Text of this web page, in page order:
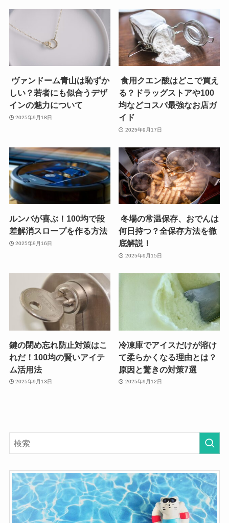
ヴァンドーム青山は恥ずか
しい？若者にも似合うデザ
インの魅力について
2025年9月18日
食用クエン酸はどこで買え
る？ドラッグストアや100
均などコスパ最強なお店ガ
イド
2025年9月17日
ルンバが喜ぶ！100均で段
差解消スロープを作る方法
2025年9月16日
冬場の常温保存、おでんは
何日持つ？全保存方法を徹
底解説！
2025年9月15日
鍵の閉め忘れ防止対策はこ
れだ！100均の賢いアイテ
ム活用法
2025年9月13日
冷凍庫でアイスだけが溶け
て柔らかくなる理由とは？
原因と驚きの対策7選
2025年9月12日